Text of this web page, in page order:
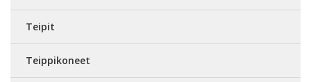
Teipit
Teippikoneet